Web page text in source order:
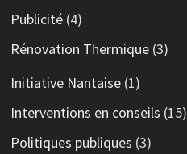
Publicité (4)
Rénovation Thermique (3)
Initiative Nantaise (1)
Interventions en conseils (15)
Politiques publiques (3)